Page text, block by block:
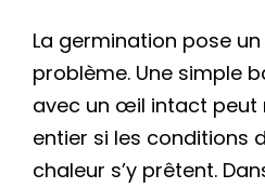
La germination pose
problème. Une simple
avec un œil intact peut
entier si les conditions
chaleur s’y prêtent.